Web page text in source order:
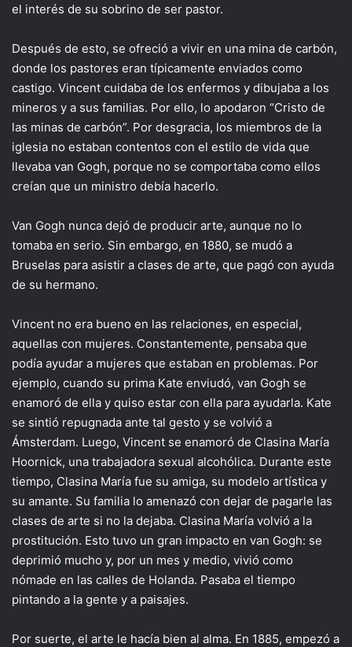
el interés de su sobrino de ser pastor.
Después de esto, se ofreció a vivir en una mina de carbón,
donde los pastores eran típicamente enviados como
castigo. Vincent cuidaba de los enfermos y dibujaba a los
mineros y a sus familias. Por ello, lo apodaron “Cristo de
las minas de carbón”. Por desgracia, los miembros de la
iglesia no estaban contentos con el estilo de vida que
llevaba van Gogh, porque no se comportaba como ellos
creían que un ministro debía hacerlo.
Van Gogh nunca dejó de producir arte, aunque no lo
tomaba en serio. Sin embargo, en 1880, se mudó a
Bruselas para asistir a clases de arte, que pagó con ayuda
de su hermano.
Vincent no era bueno en las relaciones, en especial,
aquellas con mujeres. Constantemente, pensaba que
podía ayudar a mujeres que estaban en problemas. Por
ejemplo, cuando su prima Kate enviudó, van Gogh se
enamoró de ella y quiso estar con ella para ayudarla. Kate
se sintió repugnada ante tal gesto y se volvió a
Ámsterdam. Luego, Vincent se enamoró de Clasina María
Hoornick, una trabajadora sexual alcohólica. Durante este
tiempo, Clasina María fue su amiga, su modelo artística y
su amante. Su familia lo amenazó con dejar de pagarle las
clases de arte si no la dejaba. Clasina María volvió a la
prostitución. Esto tuvo un gran impacto en van Gogh: se
deprimió mucho y, por un mes y medio, vivió como
nómade en las calles de Holanda. Pasaba el tiempo
pintando a la gente y a paisajes.
Por suerte, el arte le hacía bien al alma. En 1885, empezó a